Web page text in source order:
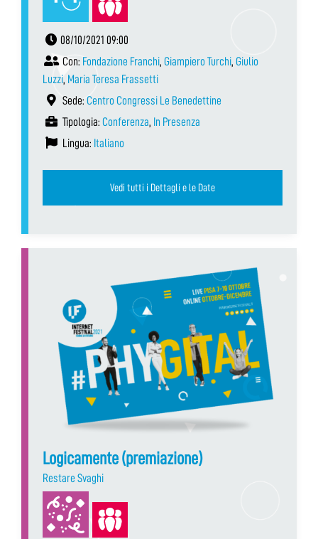
08/10/2021 09:00
Con: Fondazione Franchi, Giampiero Turchi, Giulio
Luzzi, Maria Teresa Frassetti
Sede: Centro Congressi Le Benedettine
Tipologia: Conferenza, In Presenza
Lingua: Italiano
Vedi tutti i Dettagli e le Date
Logicamente (premiazione)
Restare Svaghi